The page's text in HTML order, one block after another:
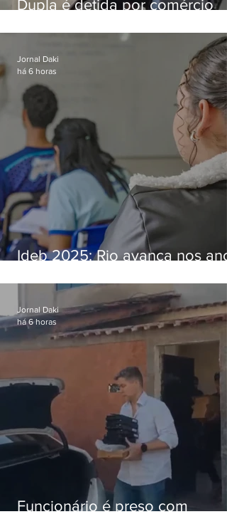
Dupla é detida por comércio
Bangu
Ideb 2025: Rio avança nos
nacional
Jornal Daki
há 6 horas
Funcionário é preso com
Jornal Daki
há 6 horas